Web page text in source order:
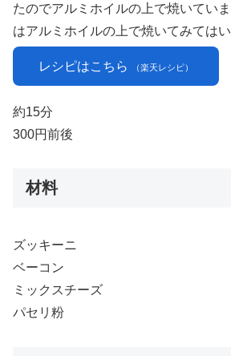
たのでアルミホイルの上で焼いてい
はアルミホイルの上で焼いてみては
レシピはこちら （楽天レシピ）
約15分
300円前後
材料
ズッキーニ
ベーコン
ミックスチーズ
パセリ粉